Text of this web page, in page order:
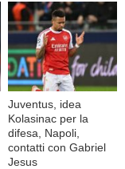
Juventus, idea
Kolasinac per la
difesa, Napoli,
contatti con Gabriel
Jesus